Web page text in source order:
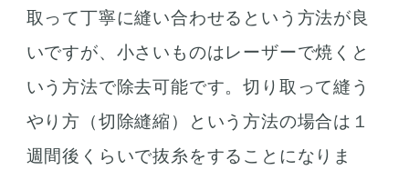
取って丁寧に縫い合わせるという方法が良
いですが、小さいものはレーザーで焼くと
いう方法で除去可能です。切り取って縫う
やり方（切除縫縮）という方法の場合は１
週間後くらいで抜糸をすることになりま